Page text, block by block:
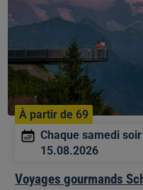
À partir de 69
Chaque samedi
15.08.2026
Voyages gourmands